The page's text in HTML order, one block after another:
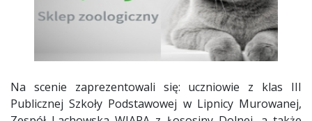
Na scenie zaprezentowali się: uczniowie z klas III
Publicznej Szkoły Podstawowej w Lipnicy Murowanej,